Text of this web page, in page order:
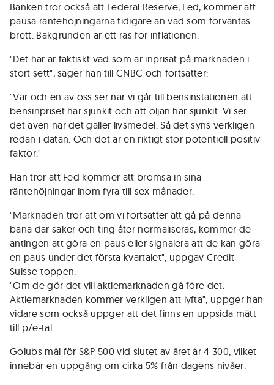
Banken tror också att Federal Reserve, Fed, kommer att
pausa räntehöjningarna tidigare än vad som förväntas
brett. Bakgrunden är ett ras för inflationen.
"Det här är faktiskt vad som är inprisat på marknaden i
stort sett", säger han till CNBC och fortsätter:
"Var och en av oss ser när vi går till bensinstationen att
bensinpriset har sjunkit och att oljan har sjunkit. Vi ser
det även när det gäller livsmedel. Så det syns verkligen
redan i datan. Och det är en riktigt stor potentiell positiv
faktor."
Han tror att Fed kommer att bromsa in sina
räntehöjningar inom fyra till sex månader.
"Marknaden tror att om vi fortsätter att gå på denna
bana där saker och ting åter normaliseras, kommer de
antingen att göra en paus eller signalera att de kan göra
en paus under det första kvartalet", uppgav Credit
Suisse-toppen.
"Om de gör det vill aktiemarknaden gå före det.
Aktiemarknaden kommer verkligen att lyfta", uppger han
vidare som också uppger att det finns en uppsida mätt
till p/e-tal.
Golubs mål för S&P 500 vid slutet av året är 4 300, vilket
innebär en uppgång om cirka 5% från dagens nivåer.